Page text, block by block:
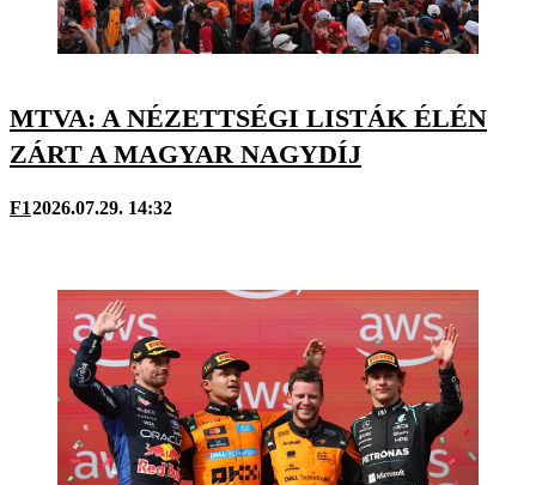
MTVA: A NÉZETTSÉGI LISTÁK ÉLÉN
ZÁRT A MAGYAR NAGYDÍJ
F12026.07.29. 14:32